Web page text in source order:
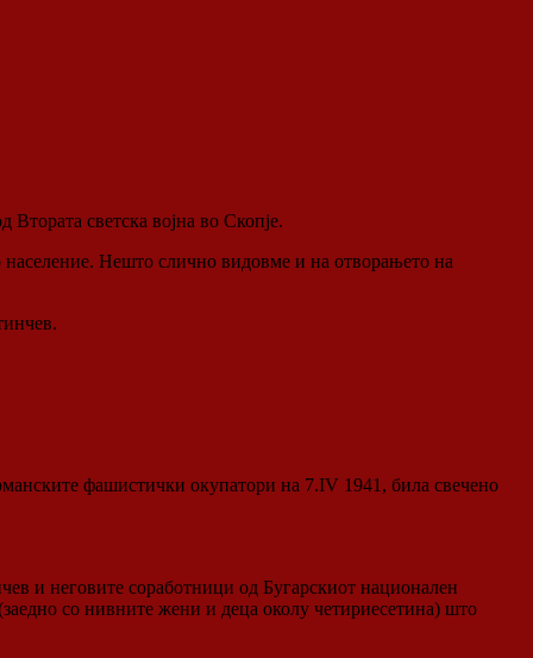
светска војна во Скопје.
население. Нешто слично видовме и на отворањето на
фашистички окупатори на 7.IV 1941, била свечено
и неговите соработници од Бугарскиот национален
со нивните жени и деца околу четириесетина) што